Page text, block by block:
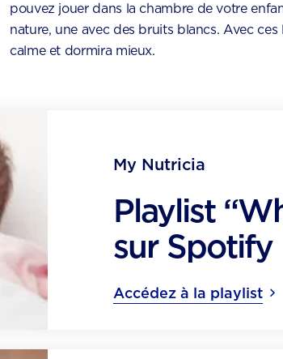
pouvez jouer dans la chambre de votre
nature, une avec des bruits blancs. Avec
calme et dormira mieux.
My Nutricia
Playlist
sur Spotify
Accédez à la playlist